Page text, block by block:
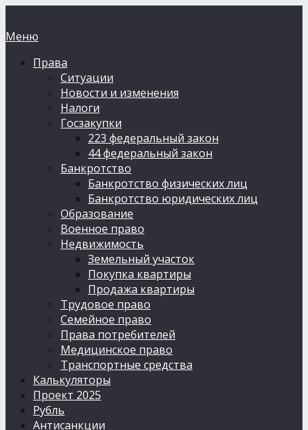
Меню
Права
Ситуации
Новости и изменения
Налоги
Госзакупки
223 федеральный закон
44 федеральный закон
Банкротство
Банкротство физических лиц
Банкротство юридических лиц
Образование
Военное право
Недвижимость
Земельный участок
Покупка квартиры
Продажа квартиры
Трудовое право
Семейное право
Права потребителей
Медицинское право
Транспортные средства
Калькуляторы
Проект 2025
Рубль
Антисанкции